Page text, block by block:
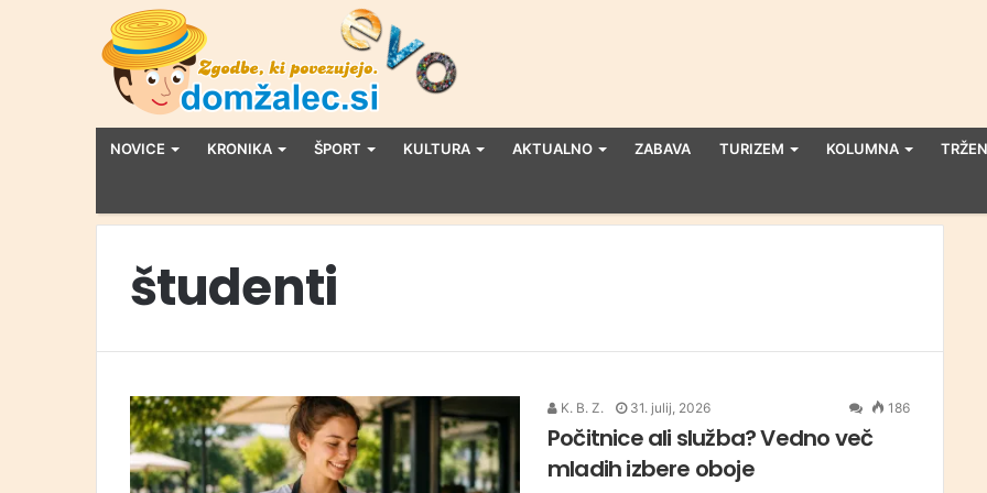
NOVICE KRONIKA ŠPORT KULTURA AKTUALNO ZABAVA TURIZEM KOLUMNA
študenti
K. B. Z. 31. julij, 2026 186
Počitnice ali služba? Vedno več
mladih izbere oboje